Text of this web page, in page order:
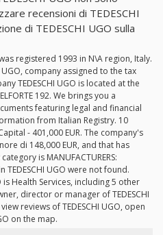
recensioni di TEDESCHI
di TEDESCHI UGO sulla
registered 1993 in N\A region, Italy.
UGO, company assigned to the tax
TEDESCHI UGO is located at the
192. We brings you a
featuring legal and financial
from Italian Registry. 10
- 401,000 EUR. The company's
di 148,000 EUR, and that has
is MANUFACTURERS:
TEDESCHI UGO were not found.
is Health Services, including 5 other
director or manager of TEDESCHI
reviews of TEDESCHI UGO, open
on the map.